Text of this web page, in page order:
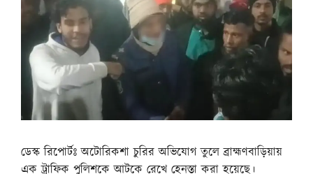
ডেস্ক রিপোর্টঃ অটোরিকশা চুরির অভিযোগ তুলে ব্রাহ্মণবাড়িয়ায়
এক ট্রাফিক পুলিশকে আটকে রেখে হেনস্তা করা হয়েছে।